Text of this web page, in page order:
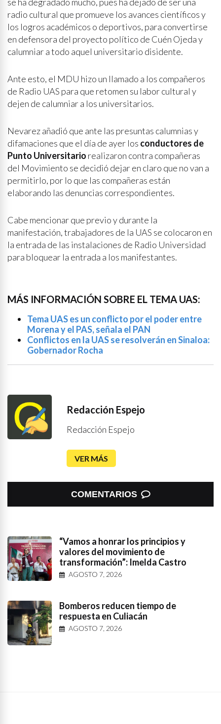
radio cultural que promueve los avances científicos y
los logros académicos o deportivos, para convertirse
en defensora del proyecto político de Cuén Ojeda y
calumniar a todo aquel universitario disidente.
Ante esto, el MDU hizo un llamado a los compañeros
de Radio UAS para que retomen su labor cultural y
dejen de calumniar a los universitarios.
Nevarez añadió que ante las presuntas calumnias y
difamaciones que el día de ayer los conductores de
Punto Universitario realizaron contra compañeras
del Movimiento se decidió dejar en claro que no van a
permitirlo, por lo que las compañeras están
elaborando las denuncias correspondientes.
Cabe mencionar que previo y durante la
manifestación, trabajadores de la UAS se colocaron en
la entrada de las instalaciones de Radio Universidad
para bloquear la entrada a los manifestantes.
MÁS INFORMACIÓN SOBRE EL TEMA UAS:
Tema UAS es un conflicto por el poder entre
Morena y el PAS, señala el PAN
Conflictos en la UAS se resolverán en Sinaloa:
Gobernador Rocha
Redacción Espejo
Redacción Espejo
VER MÁS
COMENTARIOS
“Vamos a honrar los principios y
valores del movimiento de
transformación”: Imelda Castro
AGOSTO 7, 2026
Bomberos reducen tiempo de
respuesta en Culiacán
AGOSTO 7, 2026